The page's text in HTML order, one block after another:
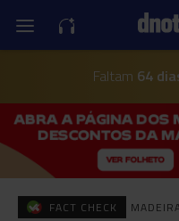
Faltam 64
FACT CHECK